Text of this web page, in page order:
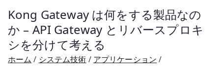
Kong Gateway は何をする製品なの
か – API Gateway とリバースプロキ
シを分けて考える
ホーム システム技術
アプリケーション